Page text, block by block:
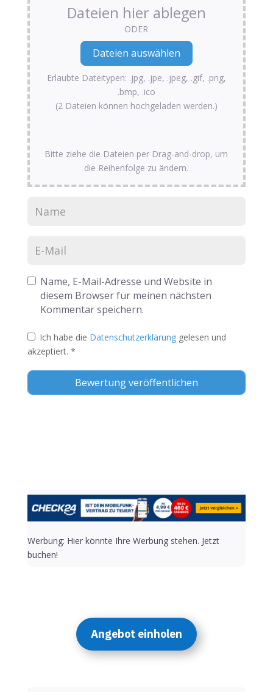
Dateien hier ablegen
ODER
Erlaubte Dateitypen: .jpg, .jpe, .jpeg, .gif, .png,
.bmp, .ico
(2 Dateien können hochgeladen werden.)
Bitte ziehe die Dateien per Drag-and-drop, um
die Reihenfolge zu ändern.
Name, E-Mail-Adresse und Website in
diesem Browser für meinen nächsten
Kommentar speichern.
Ich habe die Datenschutzerklärung gelesen und
akzeptiert. *
Werbung: Hier könnte Ihre Werbung stehen. Jetzt
buchen!
Angebot einholen